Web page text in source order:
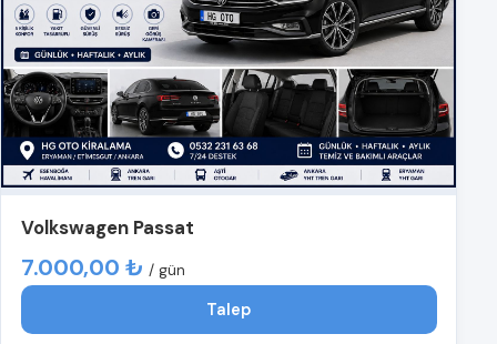
Volkswagen Passat
7.000,00 ₺ / gün
Talep